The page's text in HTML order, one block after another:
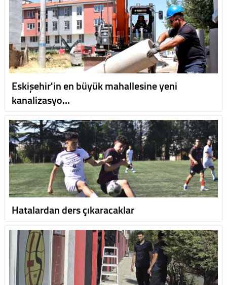
Eskişehir'in en büyük mahallesine yeni
kanalizasyo…
Hatalardan ders çıkaracaklar